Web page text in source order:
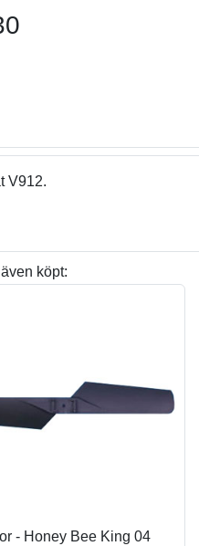
V912.
köpt:
- Honey Bee King 04